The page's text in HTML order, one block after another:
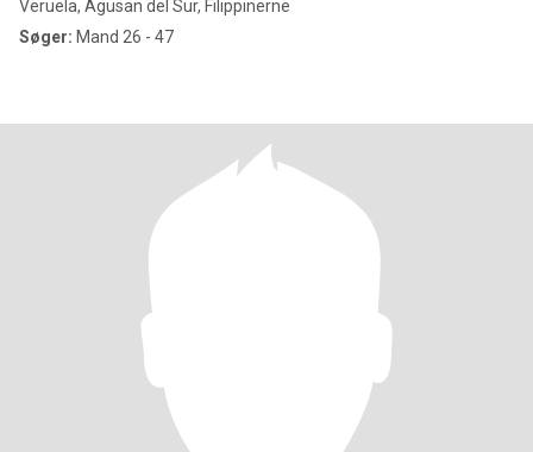
Veruela, Agusan del Sur, Filippinerne
Søger: Mand 26 - 47